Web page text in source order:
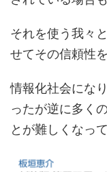
それを使う我々
せてその信頼性
情報化社会にな
ったが逆に多く
とが難しくなっ